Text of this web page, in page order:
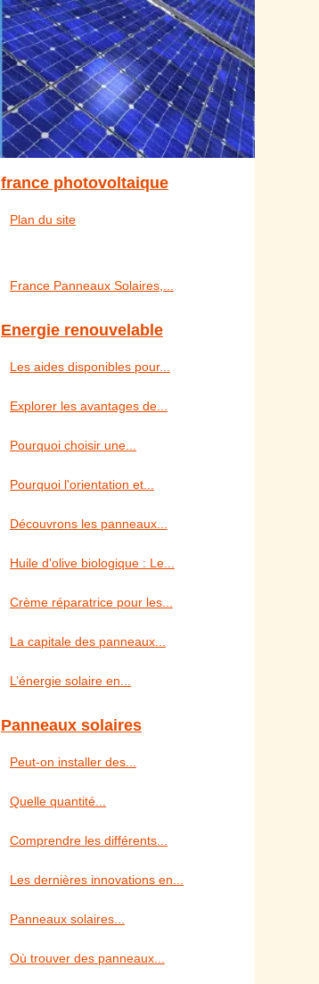
france photovoltaique
Plan du site
France Panneaux Solaires,...
Energie renouvelable
Les aides disponibles pour...
Explorer les avantages de...
Pourquoi choisir une...
Pourquoi l'orientation et...
Découvrons les panneaux...
Huile d'olive biologique : Le...
Crème réparatrice pour les...
La capitale des panneaux...
L’énergie solaire en...
Panneaux solaires
Peut-on installer des...
Quelle quantité...
Comprendre les différents...
Les dernières innovations en...
Panneaux solaires...
Où trouver des panneaux...